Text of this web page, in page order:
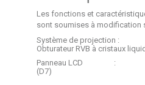
Les fonctions et
sont soumises à modification
Système de projection :
Obturateur RVB à cristaux
Panneau LCD :
(D7)